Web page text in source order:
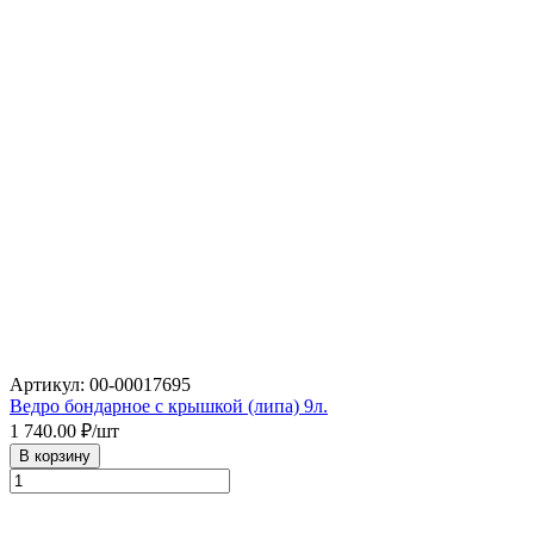
Артикул: 00-00017695
Ведро бондарное с крышкой (липа) 9л.
1 740.00 ₽/шт
В корзину